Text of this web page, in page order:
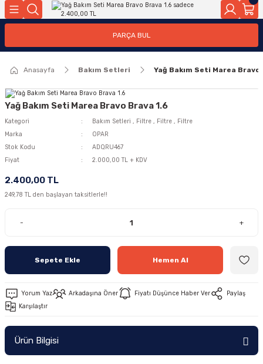
Geri Dön
Geri Dön
PARÇA BUL
Anasayfa Bakım Setleri Yağ Bakım Seti Marea Bravo
Yağ Bakım Seti Marea Bravo Brava 1.6
Kategori Bakım Setleri , Filtre , Filtre , Filtre
Marka
OPAR
Stok Kodu
ADQRU467
Fiyat
2.000,00 TL + KDV
2.400,00 TL
249,78 TL den başlayan taksitlerle!!
- +
Sepete Ekle Hemen Al
Yorum Yaz Arkadaşına Öner Fiyatı Düşünce Haber Ver
Paylaş
Karşılaştır
Ürün Bilgisi